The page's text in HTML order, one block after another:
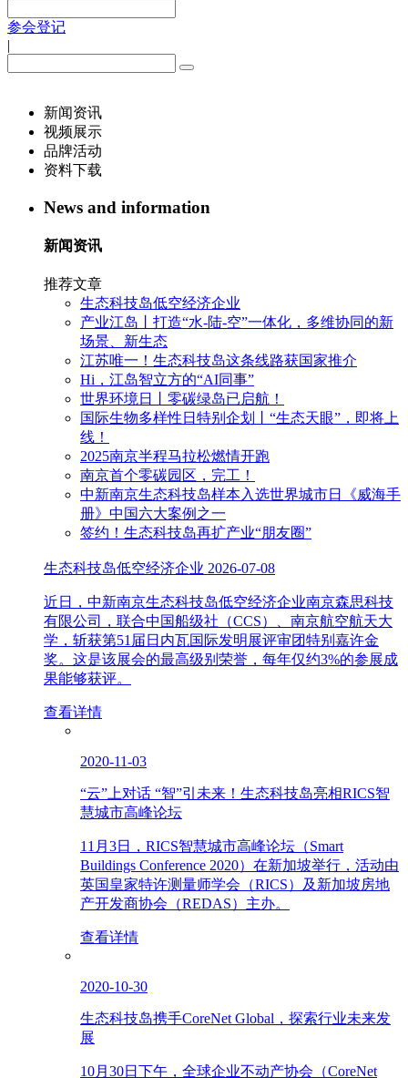
参会登记
|
新闻资讯
视频展示
品牌活动
资料下载
News and information
新闻资讯
推荐文章
生态科技岛低空经济企业
产业江岛丨打造“水-陆-空”一体化，多维协同的新
场景、新生态
江苏唯一！生态科技岛这条线路获国家推介
Hi，江岛智立方的“AI同事”
世界环境日丨零碳绿岛已启航！
国际生物多样性日特别企划丨“生态天眼”，即将上
线！
2025南京半程马拉松燃情开跑
南京首个零碳园区，完工！
中新南京生态科技岛样本入选世界城市日《威海手
册》中国六大案例之一
签约！生态科技岛再扩产业“朋友圈”
生态科技岛低空经济企业 2026-07-08
近日，中新南京生态科技岛低空经济企业南京森思科技
有限公司，联合中国船级社（CCS）、南京航空航天大
学，斩获第51届日内瓦国际发明展评审团特别嘉许金
奖。这是该展会的最高级别荣誉，每年仅约3%的参展成
果能够获评。
查看详情
2020-11-03
“云”上对话 “智”引未来！生态科技岛亮相RICS智
慧城市高峰论坛
11月3日，RICS智慧城市高峰论坛（Smart
Buildings Conference 2020）在新加坡举行，活动由
英国皇家特许测量师学会（RICS）及新加坡房地
产开发商协会（REDAS）主办。
查看详情
2020-10-30
生态科技岛携手CoreNet Global，探索行业未来发
展
10月30日下午，全球企业不动产协会（CoreNet